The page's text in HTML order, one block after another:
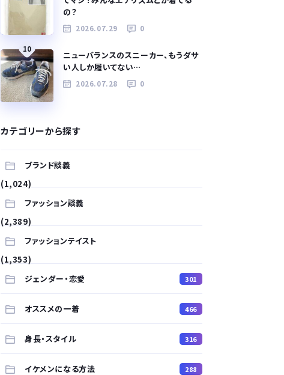
の？
2026.07.29 0
10
ニューバランスのスニーカー、もうダサ
い人しか履いてない…
2026.07.28 0
カテゴリーから探す
ブランド談義
(1,024)
ファッション談義
(2,389)
ファッションテイスト
(1,353)
ジェンダー・恋愛
301
オススメの一着 466
身長・スタイル 316
イケメンになる方法 288